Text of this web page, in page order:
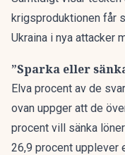
krigsproduktionen får
Ukraina i nya attacker
”Sparka eller
Elva procent av de
ovan uppger att de
procent vill sänka
26,9 procent upplever